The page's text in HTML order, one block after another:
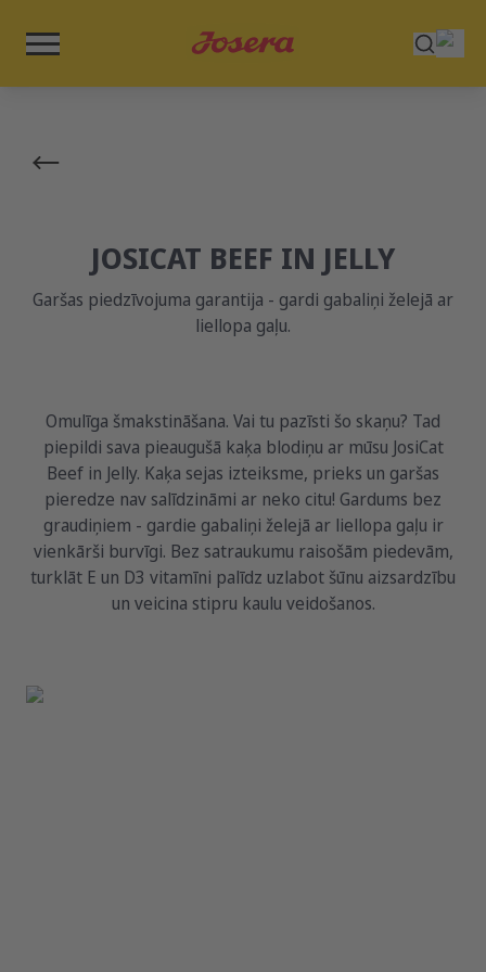
JOSICAT BEEF IN JELLY
Garšas piedzīvojuma garantija - gardi gabaliņi želejā ar
liellopa gaļu.
Omulīga šmakstināšana. Vai tu pazīsti šo skaņu? Tad
piepildi sava pieaugušā kaķa blodiņu ar mūsu JosiCat
Beef in Jelly. Kaķa sejas izteiksme, prieks un garšas
pieredze nav salīdzināmi ar neko citu! Gardums bez
graudiņiem - gardie gabaliņi želejā ar liellopa gaļu ir
vienkārši burvīgi. Bez satraukumu raisošām piedevām,
turklāt E un D3 vitamīni palīdz uzlabot šūnu aizsardzību
un veicina stipru kaulu veidošanos.